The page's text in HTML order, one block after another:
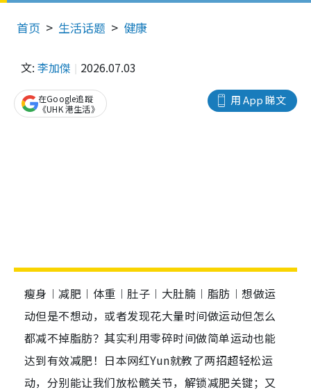
首页 生活话题 健康
文: 李加傑 2026.07.03
用 App 睇文
在Google追蹤
《UHK 港生活》
瘦身︱减肥︱体重︱肚子︱大肚腩︱脂肪︱想做运
动但是不想动，或者发现花大量时间做运动但怎么
都减不掉脂肪？其实利用零碎时间做简单运动也能
达到有效减肥！日本网红Yun就教了两招超轻松运
动，分别能让我们放松髋关节，解锁减肥关键；又